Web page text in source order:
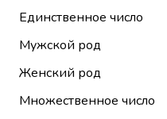
Единственное число
Мужской род
Женский род
Множественное число